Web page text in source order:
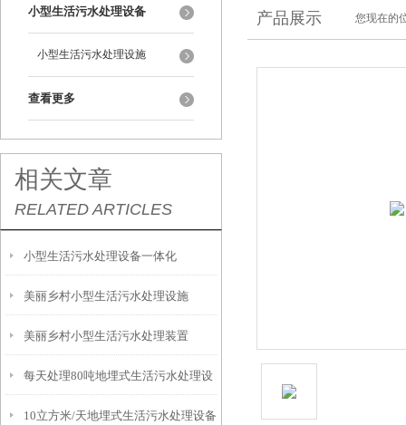
小型生活污水处理设备
小型生活污水处理设施
查看更多
相关文章
RELATED ARTICLES
小型生活污水处理设备一体化
美丽乡村小型生活污水处理设施
美丽乡村小型生活污水处理装置
每天处理80吨地埋式生活污水处理设
备
10立方米/天地埋式生活污水处理设备
产品展示 您现在的